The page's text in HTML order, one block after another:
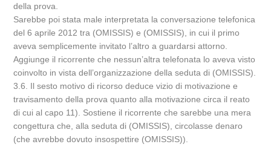
della prova.
Sarebbe poi stata male interpretata la conversazione telefonica
del 6 aprile 2012 tra (OMISSIS) e (OMISSIS), in cui il primo
aveva semplicemente invitato l’altro a guardarsi attorno.
Aggiunge il ricorrente che nessun’altra telefonata lo aveva visto
coinvolto in vista dell’organizzazione della seduta di (OMISSIS).
3.6. Il sesto motivo di ricorso deduce vizio di motivazione e
travisamento della prova quanto alla motivazione circa il reato
di cui al capo 11). Sostiene il ricorrente che sarebbe una mera
congettura che, alla seduta di (OMISSIS), circolasse denaro
(che avrebbe dovuto insospettire (OMISSIS)).